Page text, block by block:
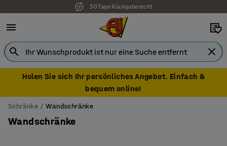
30 Tage Rückgaberecht
Holen Sie sich Ihr persönliches Angebot. Einfach &
bequem online!
Schränke Wandschränke
Wandschränke